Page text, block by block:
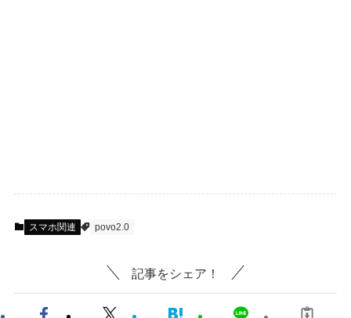
スマホ関連 povo2.0
記事をシェア！